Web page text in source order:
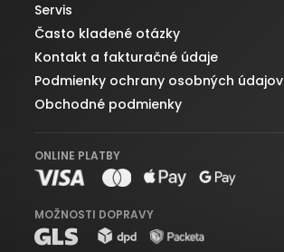
Servis
Často kladené otázky
Kontakt a fakturačné údaje
Podmienky ochrany osobných údajov
Obchodné podmienky
ONLINE PLATBY
MOŽNOSTI DOPRAVY